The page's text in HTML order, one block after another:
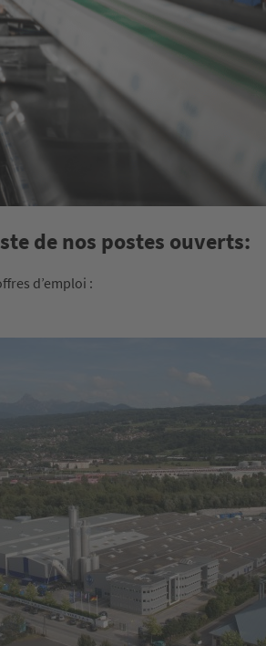
de nos postes ouverts:
d’emploi :